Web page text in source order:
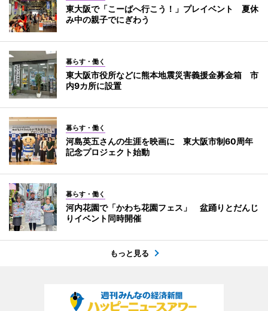
東大阪で「こーばへ行こう！」プレイベント 夏休
み中の親子でにぎわう
暮らす・働く
東大阪市役所などに熊本地震災害義援金募金箱 市
内9カ所に設置
暮らす・働く
河島英五さんの生涯を映画に 東大阪市制60周年
記念プロジェクト始動
暮らす・働く
河内花園で「かわち花園フェス」 盆踊りとだんじ
りイベント同時開催
もっと見る